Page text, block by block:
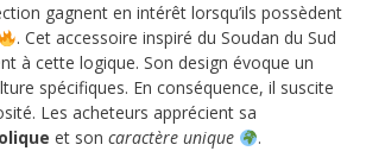
gagnent en intérêt lorsqu’ils possèdent
. Cet accessoire inspiré du Soudan du Sud
à cette logique. Son design évoque un
spécifiques. En conséquence, il suscite
Les acheteurs apprécient sa
et son caractère unique .